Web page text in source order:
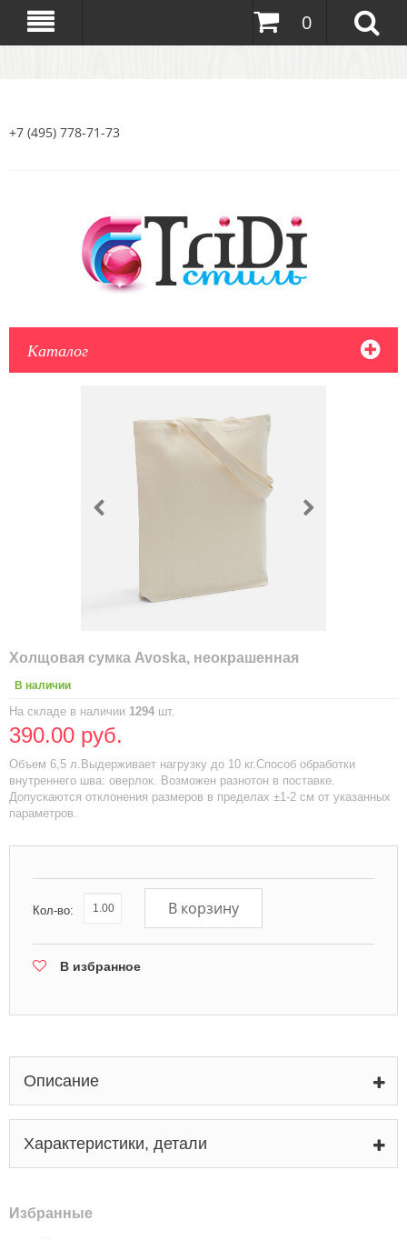
0
+7 (495) 778-71-73
Каталог
Холщовая сумка Avoska, неокрашенная
В наличии
На складе в наличии 1294 шт.
390.00 руб.
Объем 6,5 л.Выдерживает нагрузку до 10 кг.Способ обработки
внутреннего шва: оверлок. Возможен разнотон в поставке.
Допускаются отклонения размеров в пределах ±1-2 см от указанных
параметров.
Кол-во: В корзину
В избранное
Описание
Характеристики, детали
Избранные